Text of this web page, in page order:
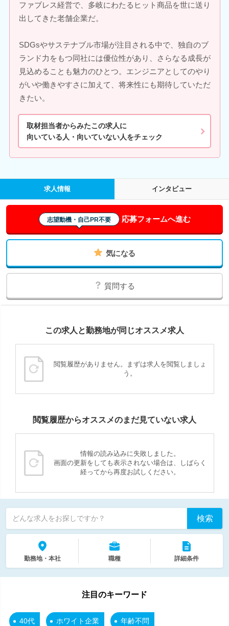
ファブレス経営で、多岐にわたるヒット商品を世に送り
出してきた老舗企業だ。
SDGsやサステナブル市場が注目される中で、独自のブ
ランド力をもつ同社には優位性があり、さらなる成長が
見込めることも魅力のひとつ。エンジニアとしてのやり
がいや働きやすさに加えて、将来性にも期待していただ
きたい。
取材担当者からみたこの求人に
向いている人・向いていない人をチェック
求人情報 インタビュー
志望動機・自己PR不要 応募フォームへ進む
気になる
質問する
この求人と勤務地が同じオススメ求人
閲覧履歴がありません。まずは求人を閲覧しましょ
う。
閲覧履歴からオススメのまだ見ていない求人
情報の読み込みに失敗しました。
画面の更新をしても表示されない場合は、しばらく
経ってから再度お試しください。
どんな求人をお探しですか？ 検索
勤務地・本社 職種 詳細条件
注目のキーワード
40代 ホワイト企業 年齢不問